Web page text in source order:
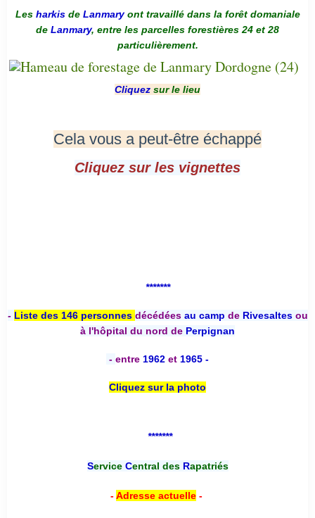
Les harkis de Lanmaryont travaillé dans la forêt domaniale
de Lanmary, entre les parcelles forestières 24 et 28
particulièrement.
Cliquez sur le lieu
Cela vous a peut-être échappé
Cliquez sur les vignettes
*******
- Liste des 146 personnes décédées au camp deRivesaltesou
à l'hôpital du nord de Perpignan
- entre 1962 et 1965 -
Cliquez sur la photo
*******
Service Central desRapatriés
-Adresse actuelle-